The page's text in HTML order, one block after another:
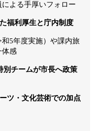
よる手厚いフォロー
福利厚生と庁内制度
5年度実施）や課内旅
体感
別チームが市長へ政策
ツ・文化芸術での加点